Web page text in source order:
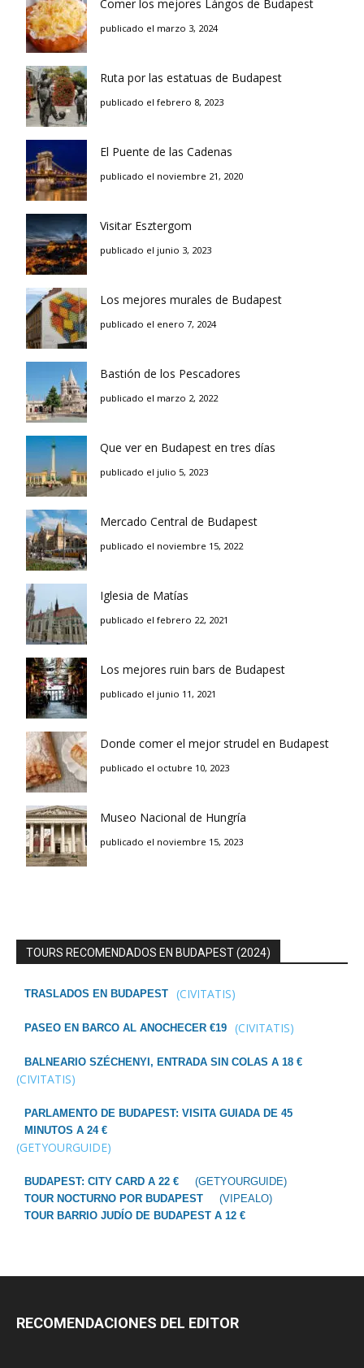
Comer los mejores Lángos de Budapest
publicado el marzo 3, 2024
Ruta por las estatuas de Budapest
publicado el febrero 8, 2023
El Puente de las Cadenas
publicado el noviembre 21, 2020
Visitar Esztergom
publicado el junio 3, 2023
Los mejores murales de Budapest
publicado el enero 7, 2024
Bastión de los Pescadores
publicado el marzo 2, 2022
Que ver en Budapest en tres días
publicado el julio 5, 2023
Mercado Central de Budapest
publicado el noviembre 15, 2022
Iglesia de Matías
publicado el febrero 22, 2021
Los mejores ruin bars de Budapest
publicado el junio 11, 2021
Donde comer el mejor strudel en Budapest
publicado el octubre 10, 2023
Museo Nacional de Hungría
publicado el noviembre 15, 2023
TOURS RECOMENDADOS EN BUDAPEST (2024)
TRASLADOS EN BUDAPEST (CIVITATIS)
PASEO EN BARCO AL ANOCHECER €19 (CIVITATIS)
BALNEARIO SZÉCHENYI, ENTRADA SIN COLAS A 18 €
(CIVITATIS)
PARLAMENTO DE BUDAPEST: VISITA GUIADA DE 45
MINUTOS A 24 €
(GETYOURGUIDE)
BUDAPEST: CITY CARD A 22 €
(GETYOURGUIDE)
TOUR NOCTURNO POR BUDAPEST
(VIPEALO)
TOUR BARRIO JUDÍO DE BUDAPEST A 12 €
RECOMENDACIONES DEL EDITOR